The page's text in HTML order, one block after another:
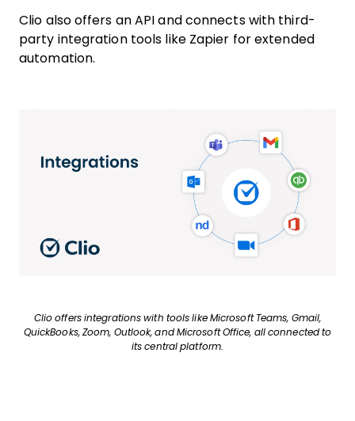
Clio also offers an API and connects with third-
party integration tools like Zapier for extended
automation.
Clio offers integrations with tools like Microsoft Teams, Gmail,
QuickBooks, Zoom, Outlook, and Microsoft Office, all connected to
its central platform.